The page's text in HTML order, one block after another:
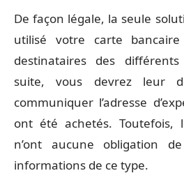
De façon légale, la seule
utilisé votre carte
destinataires des
suite, vous devrez leur
communiquer l’adresse
ont été achetés. Toutefois,
n’ont aucune obligation
informations de ce type.